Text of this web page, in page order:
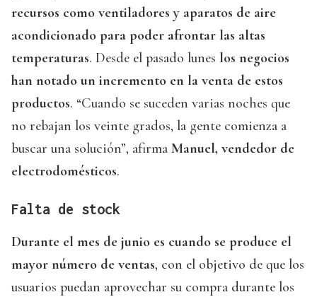
recursos como ventiladores y aparatos de aire
acondicionado para poder afrontar las altas
temperaturas. Desde el pasado lunes los negocios
han notado un incremento en la venta de estos
productos. “Cuando se suceden varias noches que
no rebajan los veinte grados, la gente comienza a
buscar una solución”, afirma Manuel, vendedor de
electrodomésticos.
Falta de stock
Durante el mes de junio es cuando se produce el
mayor número de ventas, con el objetivo de que los
usuarios puedan aprovechar su compra durante los